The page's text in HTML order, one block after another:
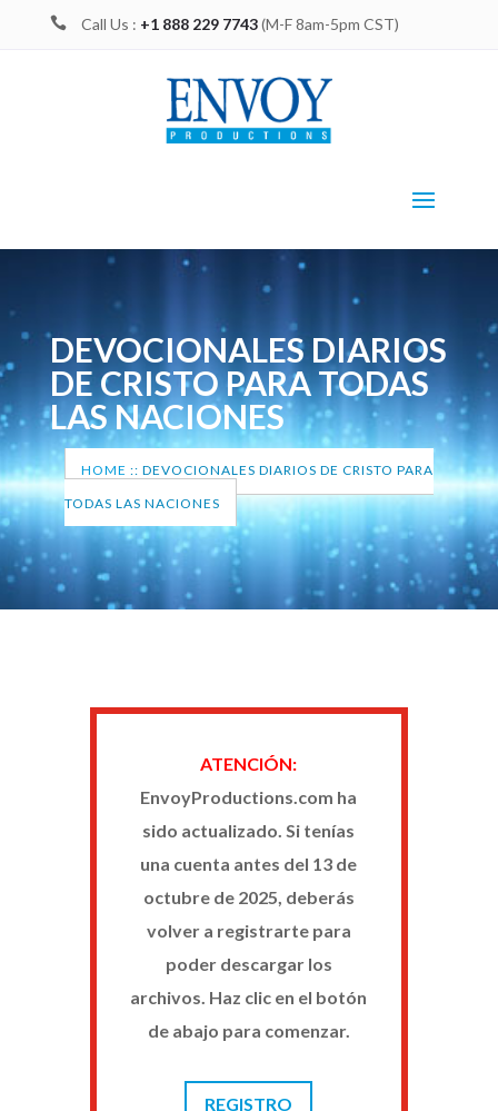
 Call Us : +1 888 229 7743(M-F 8am-5pm CST)
DEVOCIONALES DIARIOS
DE CRISTO PARA TODAS
LAS NACIONES
HOME :: DEVOCIONALES DIARIOS DE CRISTO PARA
TODAS LAS NACIONES
ATENCIÓN:
EnvoyProductions.com ha
sido actualizado. Si tenías
una cuenta antes del 13 de
octubre de 2025, deberás
volver a registrarte para
poder descargar los
archivos. Haz clic en el botón
de abajo para comenzar.
REGISTRO